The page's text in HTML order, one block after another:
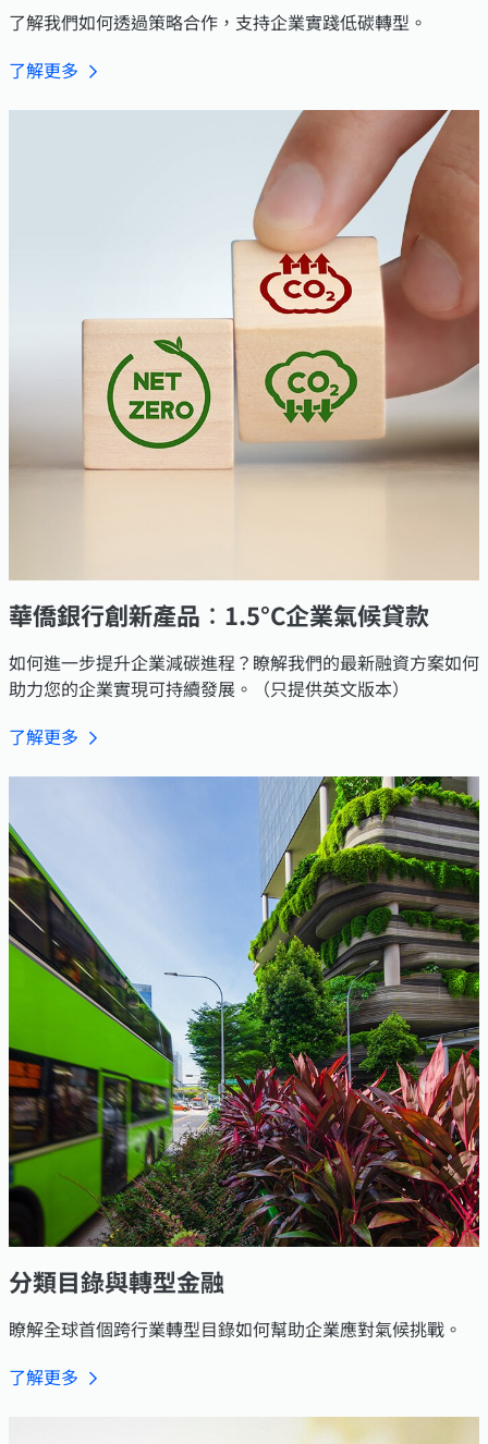
了解我們如何透過策略合作，支持企業實踐低碳轉型。
了解更多
華僑銀行創新產品︰1.5°C企業氣候貸款
如何進一步提升企業減碳進程？瞭解我們的最新融資方案如何
助力您的企業實現可持續發展。（只提供英文版本）
了解更多
分類目錄與轉型金融
瞭解全球首個跨行業轉型目錄如何幫助企業應對氣候挑戰。
了解更多